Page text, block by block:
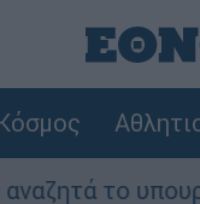
υπουργείο